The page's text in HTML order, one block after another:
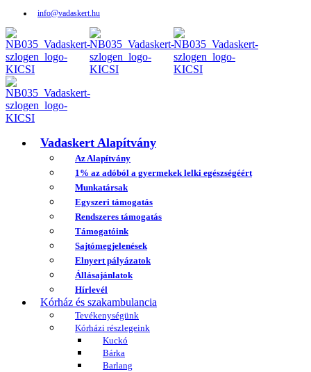
info@vadaskert.hu
Vadaskert Alapítvány
Az Alapítvány
1% az adóból a gyermekek lelki egészségéért
Munkatársak
Egyszeri támogatás
Rendszeres támogatás
Támogatóink
Sajtómegjelenések
Elnyert pályázatok
Állásajánlatok
Hírlevél
Kórház és szakambulancia
Tevékenységünk
Kórházi részlegeink
Kuckó
Bárka
Barlang